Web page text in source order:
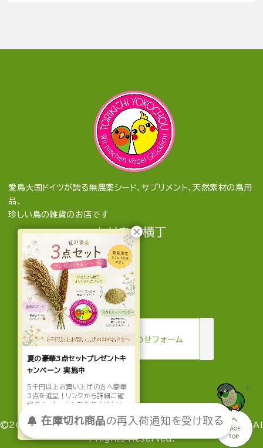
愛鳥大国ドイツが誇る無農薬シード、サプリメント、天然素材の鳥用
品、
珍しい鳥の雑貨のお店です
とりきち横丁
mail お問い合わせフォーム
©2022-2026 とりきち横丁 by とりきち横丁ジャパン合同会社 Al
l Rights Reserved.
在庫切れ商品の再入荷通知を受け取る
夏の豪華3点セットプレゼントキ
ャンペーン 実施中
5千円以上お買い上げの方へ豪華
3点を進呈！リンクから詳細ご確
認の上、カートへお入れください。
詳しくはこちら